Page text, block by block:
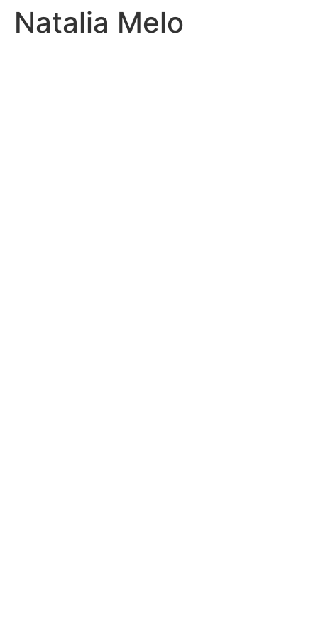
Natalia Melo